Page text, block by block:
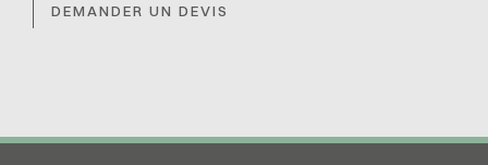
DEMANDER UN DEVIS